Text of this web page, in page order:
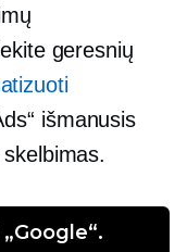
geresnių
išmanusis